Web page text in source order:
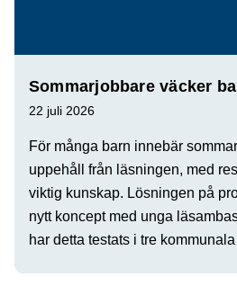
Sommarjobbare väcker
22 juli 2026
För många barn innebär
uppehåll från läsningen, med
viktig kunskap. Lösningen på
nytt koncept med unga
har detta testats i tre